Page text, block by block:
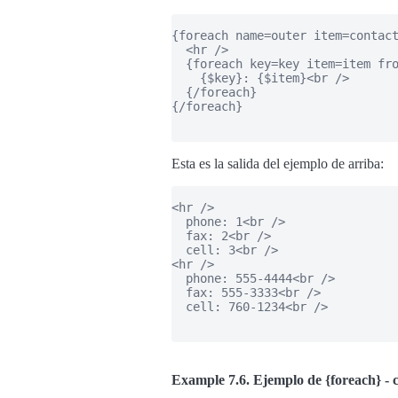
{foreach name=outer
  <hr />
{foreach key=key item=item
    {$key}: {$item}<br />
  {/foreach}
{/foreach}
Esta es la salida del ejemplo de arriba:
<hr />
  phone: 1<br />
  fax: 2<br />
  cell: 3<br />
<hr />
  phone: 555-4444<br />
  fax: 555-3333<br />
  cell: 760-1234<br />
Example 7.6. Ejemplo de {foreach} -